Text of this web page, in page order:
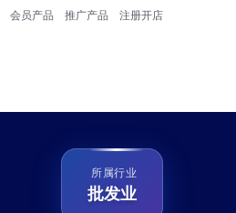
会员产品 推广产品 注册开店
所属行业
批发业